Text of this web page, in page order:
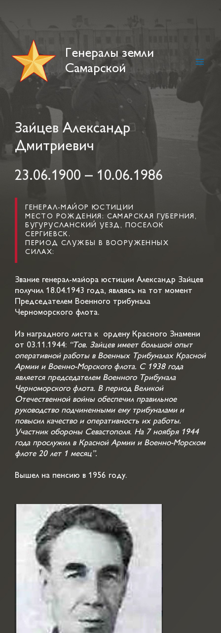
Генералы земли
Самарской
Зайцев Александр
Дмитриевич
23.06.1900 – 10.06.1986
ГЕНЕРАЛ-МАЙОР ЮСТИЦИИ
МЕСТО РОЖДЕНИЯ: САМАРСКАЯ ГУБЕРНИЯ,
БУГУРУСЛАНСКИЙ УЕЗД, ПОСЕЛОК
СЕРГИЕВСК.
ПЕРИОД СЛУЖБЫ В ВООРУЖЕННЫХ
СИЛАХ:
Звание генерал-майора юстиции Александр Зайцев
получил 18.04.1943 года, являясь на тот момент
Председателем Военного трибунала
Черноморского флота.
Из наградного листа к ордену Красного Знамени
от 03.11.1944: “Тов. Зайцев имеет большой опыт
оперативной работы в Военных Трибуналах Красной
Армии и Военно-Морского флота. С 1938 года
является председателем Военного Трибунала
Черноморского флота. В период Великой
Отечественной войны обеспечил правильное
руководство подчиненными ему трибуналами и
повысил качество и оперативность их работы.
Участник обороны Севастополя. На 7 ноября 1944
года прослужил в Красной Армии и Военно-Морском
флоте 20 лет 1 месяц”.
Вышел на пенсию в 1956 году.